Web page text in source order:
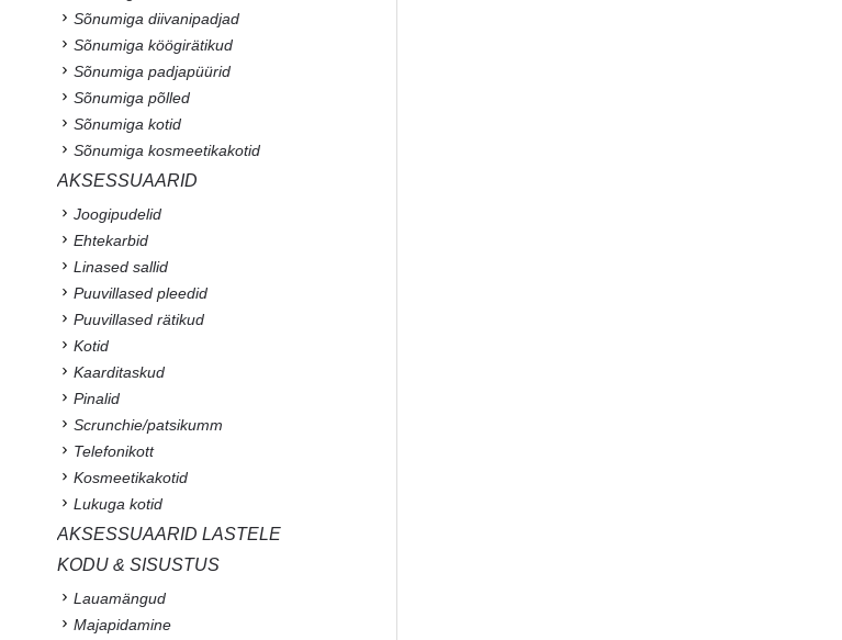
Sõnumiga diivanipadjad
Sõnumiga köögirätikud
Sõnumiga padjapüürid
Sõnumiga põlled
Sõnumiga kotid
Sõnumiga kosmeetikakotid
AKSESSUAARID
Joogipudelid
Ehtekarbid
Linased sallid
Puuvillased pleedid
Puuvillased rätikud
Kotid
Kaarditaskud
Pinalid
Scrunchie/patsikumm
Telefonikott
Kosmeetikakotid
Lukuga kotid
AKSESSUAARID LASTELE
KODU & SISUSTUS
Lauamängud
Majapidamine